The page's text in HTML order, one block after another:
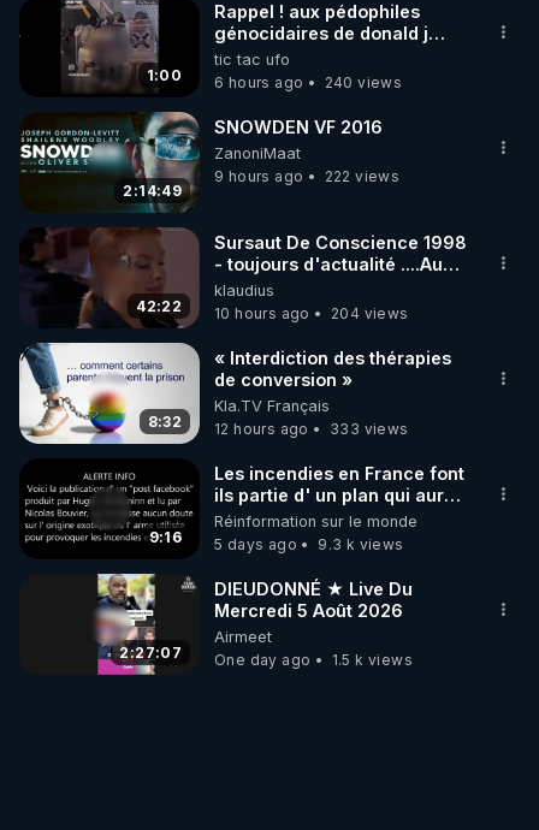
1:00
Rappel ! aux pédophiles
génocidaires de donald j
trump et ses supporters
trumpistes 424et 666.
tic tac ufo
6 hours ago
240 views
2:14:49
SNOWDEN VF 2016
ZanoniMaat
9 hours ago
222 views
42:22
Sursaut De Conscience 1998
- toujours d'actualité ....Au
Dela Du Réel
klaudius
10 hours ago
204 views
8:32
« Interdiction des thérapies
de conversion »
Kla.TV Français
12 hours ago
333 views
9:16
Les incendies en France font
ils partie d' un plan qui aurait
débuté le 11 septembre 2001
?
Réinformation sur le monde
5 days ago
9.3 k views
2:27:07
DIEUDONNÉ ★ Live Du
Mercredi 5 Août 2026
Airmeet
One day ago
1.5 k views